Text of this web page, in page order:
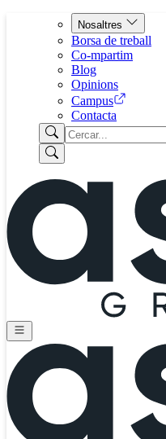
Nosaltres
Borsa de treball
Co-mpartim
Blog
Opinions
Campus
Contacta